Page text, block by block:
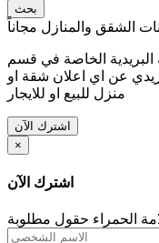
بحث
البريدية الخاصة في قسم
عن اي اعلان شقة او
منزل للبيع او للايجار
اشترك الآن
×
اشترك الآن
الحمراء حقول مطلوبة